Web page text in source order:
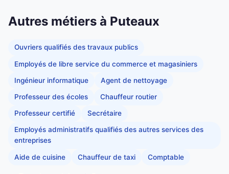
Autres métiers à Puteaux
Ouvriers qualifiés des travaux publics
Employés de libre service du commerce et magasiniers
Ingénieur informatique Agent de nettoyage
Professeur des écoles Chauffeur routier
Professeur certifié Secrétaire
Employés administratifs qualifiés des autres services des
entreprises
Aide de cuisine Chauffeur de taxi Comptable